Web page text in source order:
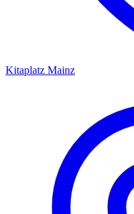
Kitaplatz Mainz